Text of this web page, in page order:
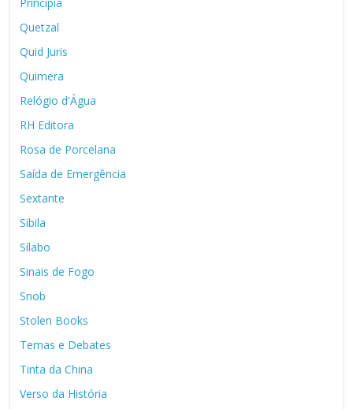
Quetzal
Quid Juris
Quimera
Relógio d'Água
RH Editora
Rosa de Porcelana
Saída de Emergência
Sextante
Sibila
Sílabo
Sinais de Fogo
Snob
Stolen Books
Temas e Debates
Tinta da China
Verso da História